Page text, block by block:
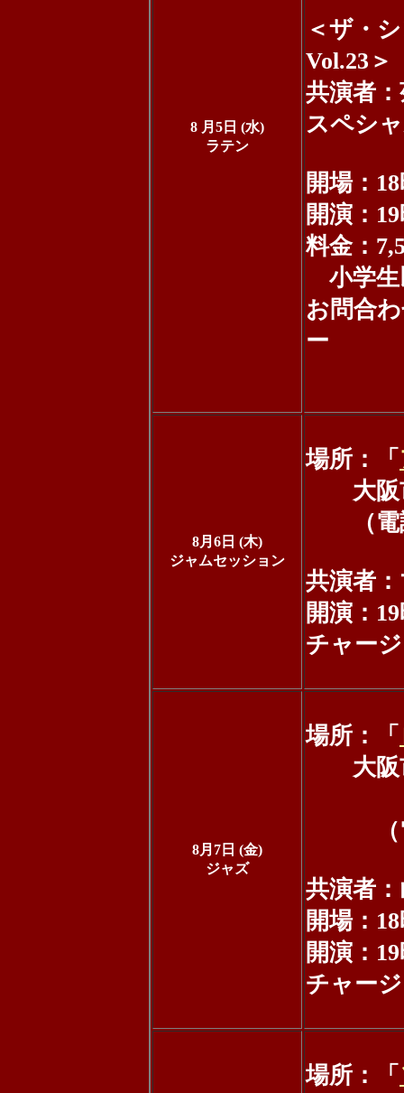
8 月5日 (水)
ラテン
＜ザ・
Vol.23＞
共演者
スペシ
開場：
開演：
料金：
小学生
お問合
ー
8月6日 (木)
ジャムセッション
場所：「
大阪
（電話
共演者
開演：
チャー
8月7日 (金)
ジャズ
場所：「
大阪市
（電
共演者
開場：
開演：
チャー
場所：「